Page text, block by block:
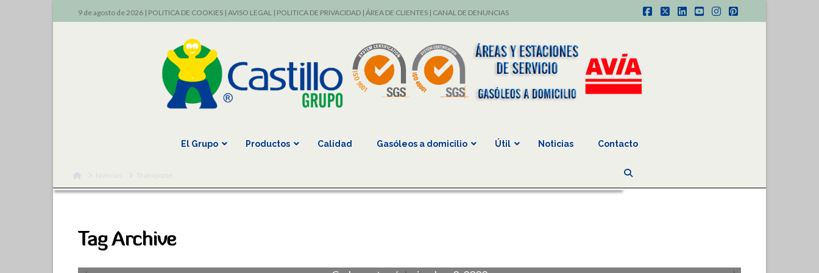
9 de agosto de 2026 | POLITICA DE COOKIES| AVISO LEGAL| POLITICA DE PRIVACIDAD| ÁREA DE CLIENTES| CANAL DE DENUNCIAS
Facebook
X LinkedIn
YouTube
Instagram
Pinterest
El Grupo Productos Calidad Gasóleos a domicilio Útil Noticias Contacto
HomeNoticias
Tag Archive